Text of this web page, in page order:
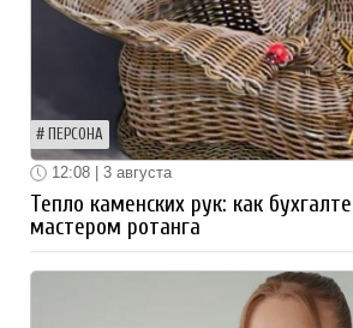
ПЕРСОНА
12:08 | 3 августа
Тепло каменских рук: как
мастером ротанга